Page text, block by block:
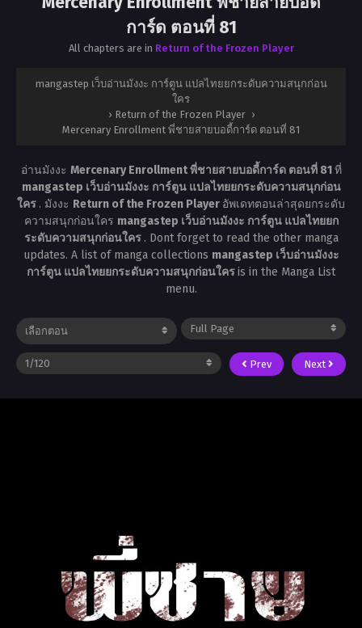
การ์ด ตอนที่ 81
All chapters are in Return of the Frozen Player
mangastep เว็บอ่านมังงะ การ์ตูน แปลไทยยกระดับความสนุกก่อน
ใคร
› Return of the Frozen Player ›
Mercenary Enrollment พี่ชายสายบอดี้การ์ด ตอนที่ 81
อ่านมังงะ Mercenary Enrollment พี่ชายสายบอดี้การ์ด ตอนที่ 81ที่
mangastep เว็บอ่านมังงะ การ์ตูน แปลไทยยกระดับความสนุกก่อน
ใคร . มังงะ Return of the Frozen Player อัพเดทตอนล่าสุดยกระดับ
ความสนุกก่อนใคร mangastep เว็บอ่านมังงะ การ์ตูน แปลไทยยก
ระดับความสนุกก่อนใคร . Dont forget to read the other manga
updates. A list of manga collections mangastep เว็บอ่านมังงะ
การ์ตูน แปลไทยยกระดับความสนุกก่อนใครis in the Manga List
menu.
Prev Next